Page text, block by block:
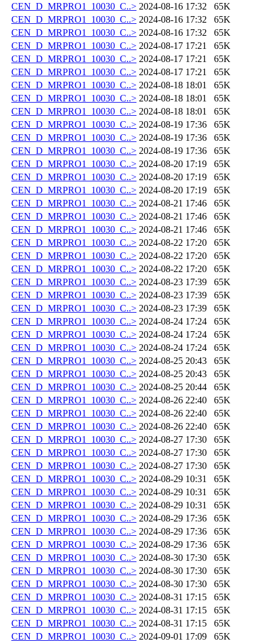
CEN_D_MRPRO1_10030_C..> 2024-08-16 17:32
65K
CEN_D_MRPRO1_10030_C..> 2024-08-16 17:32
65K
CEN_D_MRPRO1_10030_C..> 2024-08-16 17:32
65K
CEN_D_MRPRO1_10030_C..> 2024-08-17 17:21
65K
CEN_D_MRPRO1_10030_C..> 2024-08-17 17:21
65K
CEN_D_MRPRO1_10030_C..> 2024-08-17 17:21
65K
CEN_D_MRPRO1_10030_C..> 2024-08-18 18:01
65K
CEN_D_MRPRO1_10030_C..> 2024-08-18 18:01
65K
CEN_D_MRPRO1_10030_C..> 2024-08-18 18:01
65K
CEN_D_MRPRO1_10030_C..> 2024-08-19 17:36
65K
CEN_D_MRPRO1_10030_C..> 2024-08-19 17:36
65K
CEN_D_MRPRO1_10030_C..> 2024-08-19 17:36
65K
CEN_D_MRPRO1_10030_C..> 2024-08-20 17:19
65K
CEN_D_MRPRO1_10030_C..> 2024-08-20 17:19
65K
CEN_D_MRPRO1_10030_C..> 2024-08-20 17:19
65K
CEN_D_MRPRO1_10030_C..> 2024-08-21 17:46
65K
CEN_D_MRPRO1_10030_C..> 2024-08-21 17:46
65K
CEN_D_MRPRO1_10030_C..> 2024-08-21 17:46
65K
CEN_D_MRPRO1_10030_C..> 2024-08-22 17:20
65K
CEN_D_MRPRO1_10030_C..> 2024-08-22 17:20
65K
CEN_D_MRPRO1_10030_C..> 2024-08-22 17:20
65K
CEN_D_MRPRO1_10030_C..> 2024-08-23 17:39
65K
CEN_D_MRPRO1_10030_C..> 2024-08-23 17:39
65K
CEN_D_MRPRO1_10030_C..> 2024-08-23 17:39
65K
CEN_D_MRPRO1_10030_C..> 2024-08-24 17:24
65K
CEN_D_MRPRO1_10030_C..> 2024-08-24 17:24
65K
CEN_D_MRPRO1_10030_C..> 2024-08-24 17:24
65K
CEN_D_MRPRO1_10030_C..> 2024-08-25 20:43
65K
CEN_D_MRPRO1_10030_C..> 2024-08-25 20:43
65K
CEN_D_MRPRO1_10030_C..> 2024-08-25 20:44
65K
CEN_D_MRPRO1_10030_C..> 2024-08-26 22:40
65K
CEN_D_MRPRO1_10030_C..> 2024-08-26 22:40
65K
CEN_D_MRPRO1_10030_C..> 2024-08-26 22:40
65K
CEN_D_MRPRO1_10030_C..> 2024-08-27 17:30
65K
CEN_D_MRPRO1_10030_C..> 2024-08-27 17:30
65K
CEN_D_MRPRO1_10030_C..> 2024-08-27 17:30
65K
CEN_D_MRPRO1_10030_C..> 2024-08-29 10:31
65K
CEN_D_MRPRO1_10030_C..> 2024-08-29 10:31
65K
CEN_D_MRPRO1_10030_C..> 2024-08-29 10:31
65K
CEN_D_MRPRO1_10030_C..> 2024-08-29 17:36
65K
CEN_D_MRPRO1_10030_C..> 2024-08-29 17:36
65K
CEN_D_MRPRO1_10030_C..> 2024-08-29 17:36
65K
CEN_D_MRPRO1_10030_C..> 2024-08-30 17:30
65K
CEN_D_MRPRO1_10030_C..> 2024-08-30 17:30
65K
CEN_D_MRPRO1_10030_C..> 2024-08-30 17:30
65K
CEN_D_MRPRO1_10030_C..> 2024-08-31 17:15
65K
CEN_D_MRPRO1_10030_C..> 2024-08-31 17:15
65K
CEN_D_MRPRO1_10030_C..> 2024-08-31 17:15
65K
CEN_D_MRPRO1_10030_C..> 2024-09-01 17:09
65K